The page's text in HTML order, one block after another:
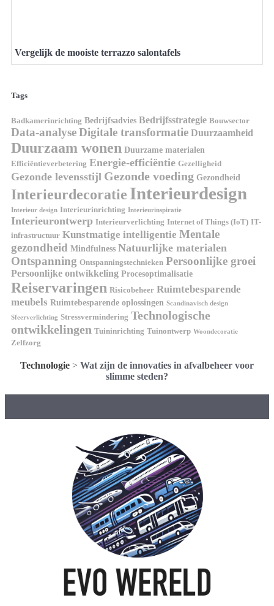
Vergelijk de mooiste terrazzo salontafels
Tags
Badkamerinrichting Bedrijfsadvies Bedrijfsstrategie Bouwsector
Data-analyseDigitale transformatie Duurzaamheid
Duurzaam wonen Duurzame materialen
Efficiëntieverbetering Energie-efficiëntie Gezelligheid
Gezonde levensstijl Gezonde voeding Gezondheid
Interieurdecoratie Interieurdesign
Interieur design Interieurinrichting Interieurinspiratie
Interieurontwerp Interieurverlichting Internet of Things (IoT) IT-
infrastructuur Kunstmatige intelligentie Mentale
gezondheid Mindfulness Natuurlijke materialen
Ontspanning Ontspanningstechnieken Persoonlijke groei
Persoonlijke ontwikkeling Procesoptimalisatie
Reiservaringen Risicobeheer Ruimtebesparende
meubels Ruimtebesparende oplossingen Scandinavisch design
Sfeerverlichting Stressvermindering Technologische
ontwikkelingen Tuininrichting Tuinontwerp Woondecoratie
Zelfzorg
Technologie > Wat zijn de innovaties in afvalbeheer voor
slimme steden?